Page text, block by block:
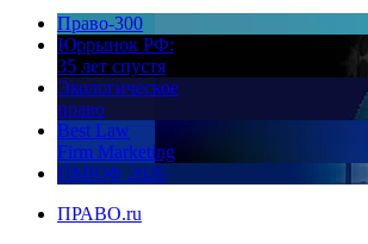
Право-300
Юррынок РФ:
35 лет спустя
Экологическое
право
Best Law
Firm Marketing
ПМЮФ 2026
ПРАВО.ru